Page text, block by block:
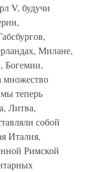
V, будучи
Милане,
Богемии,
теперь
Литва,
собой
Италия,
Римской